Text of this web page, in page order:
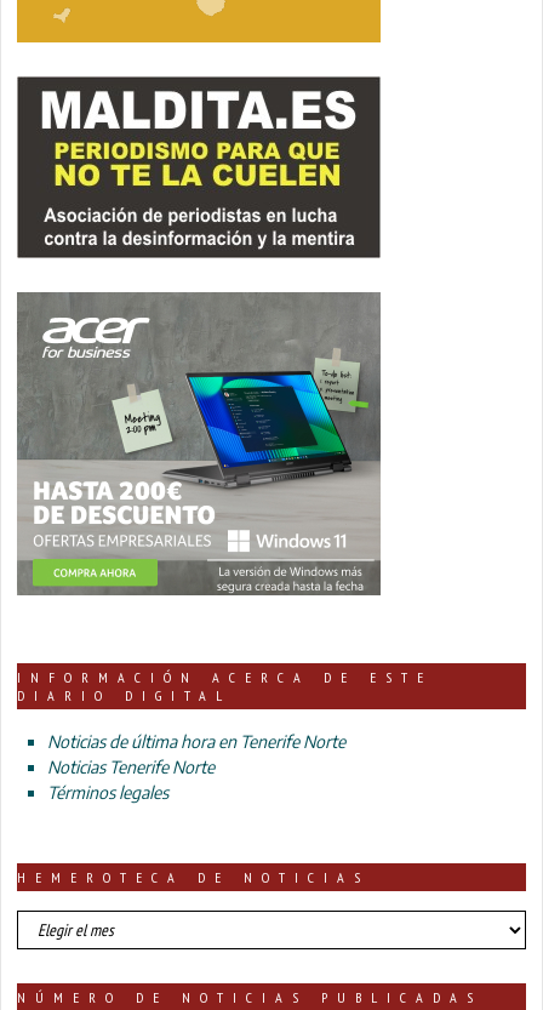
INFORMACIÓN ACERCA DE ESTE
DIARIO DIGITAL
Noticias de última hora en Tenerife Norte
Noticias Tenerife Norte
Términos legales
HEMEROTECA DE NOTICIAS
HEMEROTECA
DE
NÚMERO DE NOTICIAS PUBLICADAS